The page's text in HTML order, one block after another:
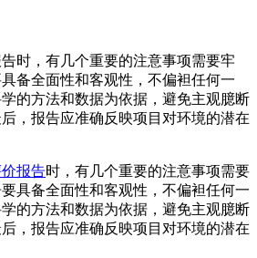
时，有几个重要的注意事项需要牢
备全面性和客观性，不偏袒任何一
的方法和数据为依据，避免主观臆断
，报告应准确反映项目对环境的潜在
报告时，有几个重要的注意事项需要
具备全面性和客观性，不偏袒任何一
的方法和数据为依据，避免主观臆断
，报告应准确反映项目对环境的潜在